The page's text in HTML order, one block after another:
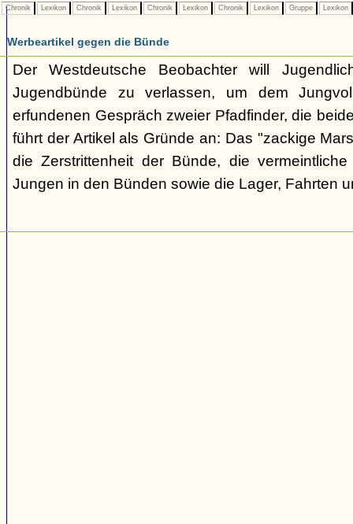
Chronik Lexikon Chronik Lexikon Chronik Lexikon Chronik Lexikon Gruppe Lexikon
Werbeartikel gegen die Bünde
Der Westdeutsche Beobachter will
Jugendbünde zu verlassen, um dem
erfundenen Gespräch zweier Pfadfinder, die
führt der Artikel als Gründe an: Das "zackige
die Zerstrittenheit der Bünde, die
Jungen in den Bünden sowie die Lager, Fahrten